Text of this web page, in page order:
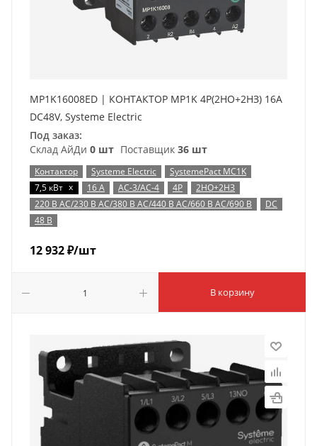
MP1K16008ED | КОНТАКТОР MP1K 4P(2НО+2НЗ) 16A
DC48V, Systeme Electric
Под заказ:
Склад АйДи 0 шт Поставщик 36 шт
Контактор Systeme Electric
SystemePact MC1K
7,5 кВт x 16 А AC-3/AC-4 4P
2НО+2НЗ
220 В AC/230 В AC/380 В AC/440 В AC/660 В AC/690 В
DC
48 В
12 932₽/шт
В корзину